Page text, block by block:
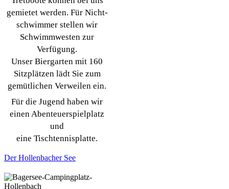
gemietet werden. Für Nicht-
schwimmer stellen wir
Schwimmwesten zur
Verfügung.
Unser Biergarten mit 160
Sitzplätzen lädt Sie zum
gemütlichen Verweilen ein.
Für die Jugend haben wir
einen Abenteuerspielplatz
und
eine Tischtennisplatte.
Der Hollenbacher See